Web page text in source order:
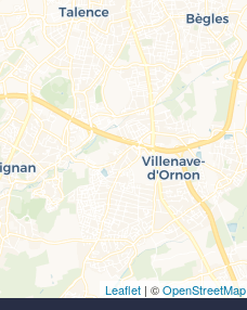
Leaflet | ©OpenStreetMap